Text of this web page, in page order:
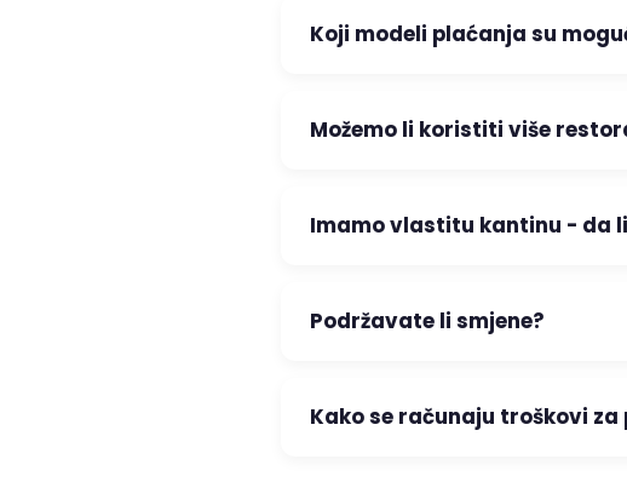
Koji modeli plaćanja su
Možemo li koristiti više
Imamo vlastitu kantinu - da
Podržavate li smjene?
Kako se računaju troškovi